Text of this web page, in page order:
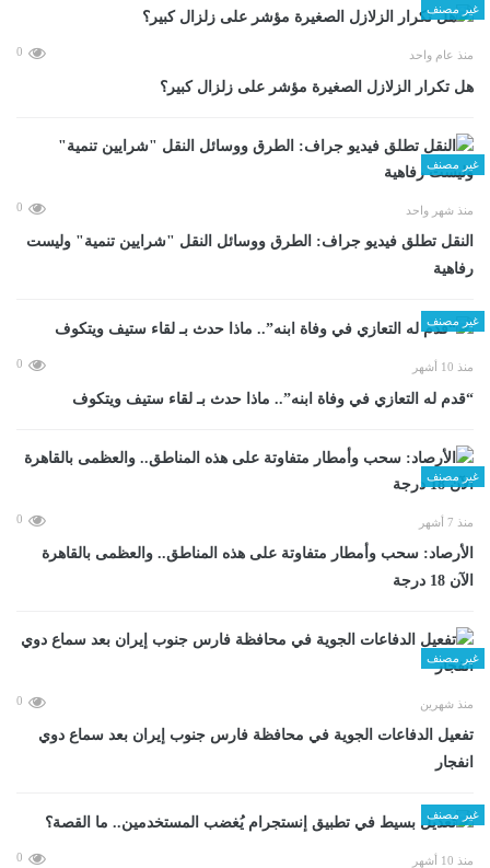
غير مصنف
منذ عام واحد 0
هل تكرار الزلازل الصغيرة مؤشر على زلزال كبير؟
غير مصنف
منذ شهر واحد 0
​النقل تطلق فيديو جراف: الطرق ووسائل النقل "شرايين تنمية" وليست
رفاهية
غير مصنف
منذ 10 أشهر 0
“قدم له التعازي في وفاة ابنه”.. ماذا حدث بـ لقاء ستيف ويتكوف
غير مصنف
منذ 7 أشهر 0
الأرصاد: سحب وأمطار متفاوتة على هذه المناطق.. والعظمى بالقاهرة
الآن 18 درجة
غير مصنف
منذ شهرين 0
تفعيل الدفاعات الجوية في محافظة فارس جنوب إيران بعد سماع دوي
انفجار
غير مصنف
منذ 10 أشهر 0